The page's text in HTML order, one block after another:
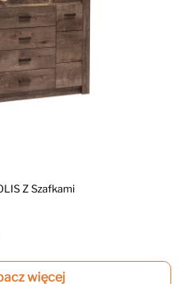
Z Szafkami
więcej